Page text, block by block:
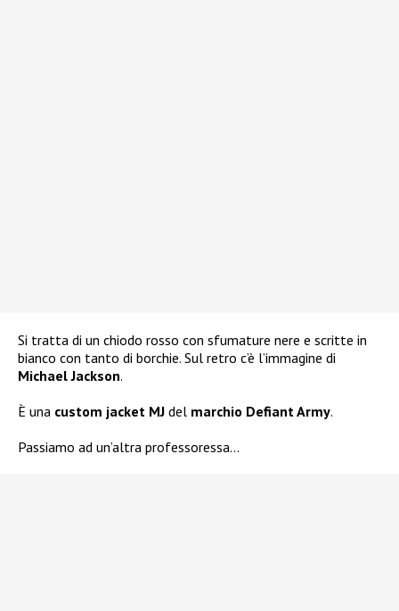
Si tratta di un chiodo rosso con sfumature nere e scritte in
bianco con tanto di borchie. Sul retro c’è l’immagine di
Michael Jackson.
È una custom jacket MJ del marchio Defiant Army.
Passiamo ad un’altra professoressa…